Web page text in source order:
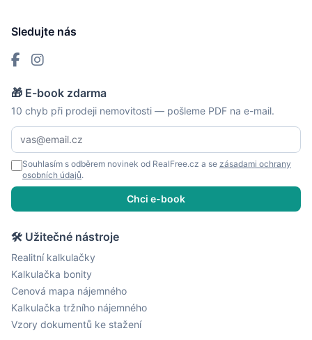
Sledujte nás
🎁 E-book zdarma
10 chyb při prodeji nemovitosti — pošleme PDF na e-mail.
Souhlasím s odběrem novinek od RealFree.cz a se zásadami ochrany
osobních údajů.
Chci e-book
🛠 Užitečné nástroje
Realitní kalkulačky
Kalkulačka bonity
Cenová mapa nájemného
Kalkulačka tržního nájemného
Vzory dokumentů ke stažení